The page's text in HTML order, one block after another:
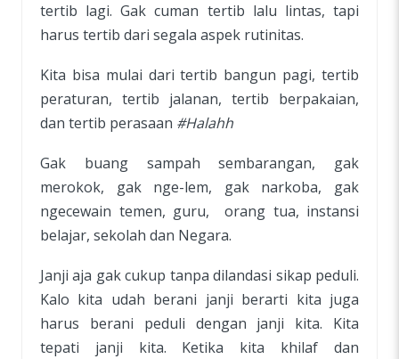
tertib lagi. Gak cuman tertib lalu lintas, tapi
harus tertib dari segala aspek rutinitas.
Kita bisa mulai dari tertib bangun pagi, tertib
peraturan, tertib jalanan, tertib berpakaian,
dan tertib perasaan #Halahh
Gak buang sampah sembarangan, gak
merokok, gak nge-lem, gak narkoba, gak
ngecewain temen, guru,
orang tua, instansi
belajar, sekolah dan Negara.
Janji aja gak cukup tanpa dilandasi sikap peduli.
Kalo kita udah berani janji berarti kita juga
harus berani peduli dengan janji kita. Kita
tepati janji kita. Ketika kita khilaf dan